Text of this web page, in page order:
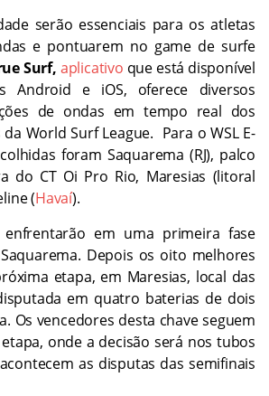
serão essenciais para os atletas
e pontuarem no game de surfe
Surf, aplicativo que está disponível
Android e iOS, oferece diversos
de ondas em tempo real dos
World Surf League. Para o WSL E-
foram Saquarema (RJ), palco
do CT Oi Pro Rio, Maresias (litoral
(Havaí).
em uma primeira fase
Depois os oito melhores
etapa, em Maresias, local das
em quatro baterias de dois
Os vencedores desta chave seguem
onde a decisão será nos tubos
as disputas das semifinais